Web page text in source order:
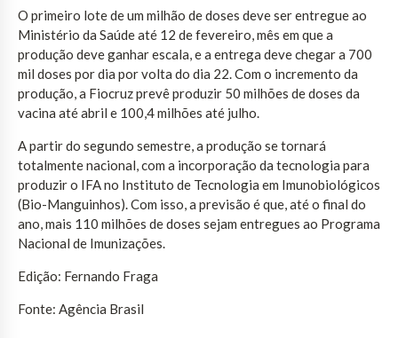
O primeiro lote de um milhão de doses deve ser entregue ao
Ministério da Saúde até 12 de fevereiro, mês em que a
produção deve ganhar escala, e a entrega deve chegar a 700
mil doses por dia por volta do dia 22. Com o incremento da
produção, a Fiocruz prevê produzir 50 milhões de doses da
vacina até abril e 100,4 milhões até julho.
A partir do segundo semestre, a produção se tornará
totalmente nacional, com a incorporação da tecnologia para
produzir o IFA no Instituto de Tecnologia em Imunobiológicos
(Bio-Manguinhos). Com isso, a previsão é que, até o final do
ano, mais 110 milhões de doses sejam entregues ao Programa
Nacional de Imunizações.
Edição: Fernando Fraga
Fonte: Agência Brasil